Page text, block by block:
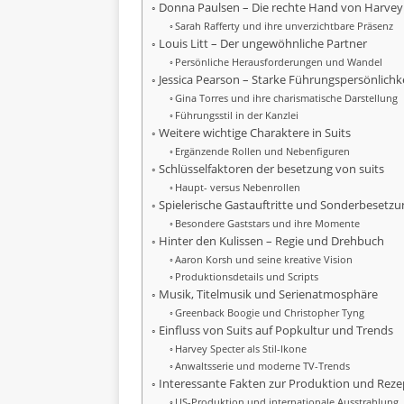
Donna Paulsen – Die rechte Hand von Harvey
Sarah Rafferty und ihre unverzichtbare Präsenz
Louis Litt – Der ungewöhnliche Partner
Persönliche Herausforderungen und Wandel
Jessica Pearson – Starke
Gina Torres und ihre charismatische Darstellung
Führungsstil in der Kanzlei
Weitere wichtige Charaktere in Suits
Ergänzende Rollen und Nebenfiguren
Schlüsselfaktoren der besetzung von suits
Haupt- versus Nebenrollen
Spielerische Gastauftritte und
Besondere Gaststars und ihre Momente
Hinter den Kulissen – Regie und Drehbuch
Aaron Korsh und seine kreative Vision
Produktionsdetails und Scripts
Musik, Titelmusik und Serienatmosphäre
Greenback Boogie und Christopher Tyng
Einfluss von Suits auf Popkultur und Trends
Harvey Specter als Stil-Ikone
Anwaltsserie und moderne TV-Trends
Interessante Fakten zur Produktion und